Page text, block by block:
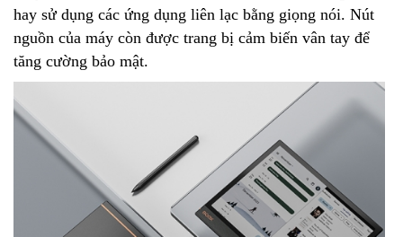
hay sử dụng các ứng dụng liên lạc bằng giọng nói. Nút
nguồn của máy còn được trang bị cảm biến vân tay để
tăng cường bảo mật.